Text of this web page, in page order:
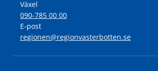
Växel
090-785 00 00
E-post
regionen@regionvasterbotten.se